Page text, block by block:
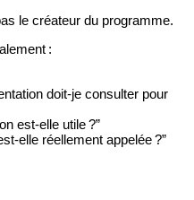
le créateur du programme.
:
doit‑je consulter pour
est‑elle utile ?”
réellement appelée ?”